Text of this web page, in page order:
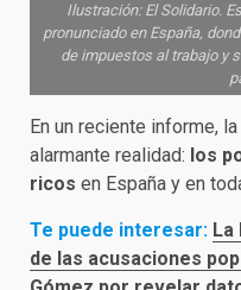
Ilustración: El Solidario.
pronunciado en España,
de impuestos al trabajo y
En un reciente informe,
alarmante realidad: los
ricos en España y en
Te puede interesar: La
de las acusaciones